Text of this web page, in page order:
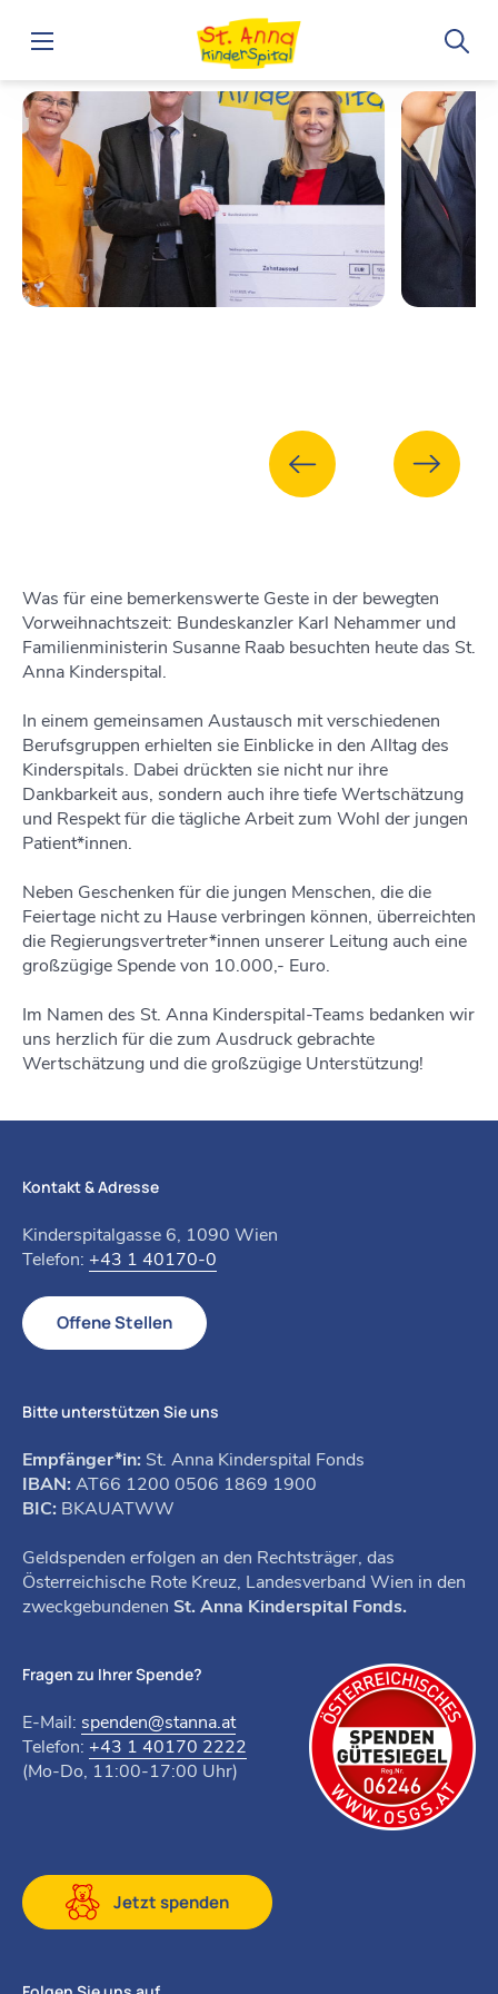
Bundeskanzler Nehammer & Bundesministerin Raab
Was für eine bemerkenswerte Geste in der bewegten
Vorweihnachtszeit: Bundeskanzler Karl Nehammer und
Familienministerin Susanne Raab besuchten heute das St.
Anna Kinderspital.
In einem gemeinsamen Austausch mit verschiedenen
Berufsgruppen erhielten sie Einblicke in den Alltag des
Kinderspitals. Dabei drückten sie nicht nur ihre
Dankbarkeit aus, sondern auch ihre tiefe Wertschätzung
und Respekt für die tägliche Arbeit zum Wohl der jungen
Patient*innen.
Neben Geschenken für die jungen Menschen, die die
Feiertage nicht zu Hause verbringen können, überreichten
die Regierungsvertreter*innen unserer Leitung auch eine
großzügige Spende von 10.000,- Euro.
Im Namen des St. Anna Kinderspital-Teams bedanken wir
uns herzlich für die zum Ausdruck gebrachte
Wertschätzung und die großzügige Unterstützung!
Kontakt & Adresse
Kinderspitalgasse 6, 1090 Wien
Telefon: +43 1 40170-0
Offene Stellen
Bitte unterstützen Sie uns
Empfänger*in: St. Anna Kinderspital Fonds
IBAN: AT66 1200 0506 1869 1900
BIC: BKAUATWW
Geldspenden erfolgen an den Rechtsträger, das
Österreichische Rote Kreuz, Landesverband Wien in den
zweckgebundenen St. Anna Kinderspital Fonds.
Fragen zu Ihrer Spende?
E-Mail: spenden@stanna.at
Telefon: +43 1 40170 2222
(Mo-Do, 11:00-17:00 Uhr)
Jetzt spenden